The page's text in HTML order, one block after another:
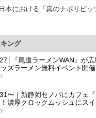
日本における「真のナポリピッ
ング
『尾道ラーメンWAN』が広
ズラーメン無料イベント開催
〜｜新静岡セノバにカフェ
！濃厚クロックムッシュにス